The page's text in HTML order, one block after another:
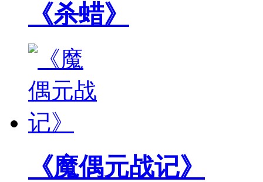
《杀蜡》
《魔偶元战记》